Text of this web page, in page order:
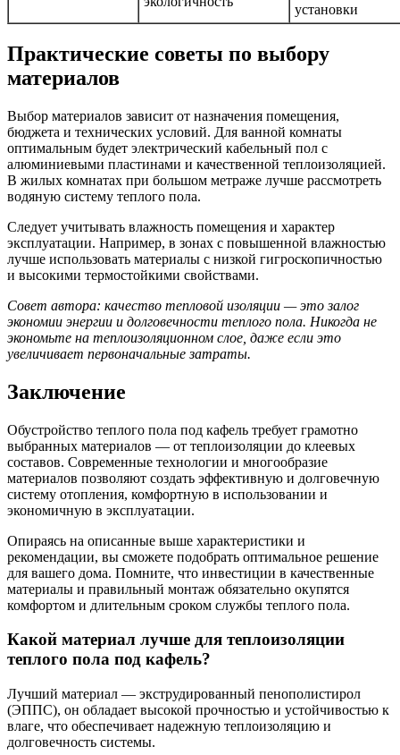
установки
Практические советы по выбору
материалов
Выбор материалов зависит от назначения помещения,
бюджета и технических условий. Для ванной комнаты
оптимальным будет электрический кабельный пол с
алюминиевыми пластинами и качественной теплоизоляцией.
В жилых комнатах при большом метраже лучше рассмотреть
водяную систему теплого пола.
Следует учитывать влажность помещения и характер
эксплуатации. Например, в зонах с повышенной влажностью
лучше использовать материалы с низкой гигроскопичностью
и высокими термостойкими свойствами.
Совет автора: качество тепловой изоляции — это залог
экономии энергии и долговечности теплого пола. Никогда не
экономьте на теплоизоляционном слое, даже если это
увеличивает первоначальные затраты.
Заключение
Обустройство теплого пола под кафель требует грамотно
выбранных материалов — от теплоизоляции до клеевых
составов. Современные технологии и многообразие
материалов позволяют создать эффективную и долговечную
систему отопления, комфортную в использовании и
экономичную в эксплуатации.
Опираясь на описанные выше характеристики и
рекомендации, вы сможете подобрать оптимальное решение
для вашего дома. Помните, что инвестиции в качественные
материалы и правильный монтаж обязательно окупятся
комфортом и длительным сроком службы теплого пола.
Какой материал лучше для теплоизоляции
теплого пола под кафель?
Лучший материал — экструдированный пенополистирол
(ЭППС), он обладает высокой прочностью и устойчивостью к
влаге, что обеспечивает надежную теплоизоляцию и
долговечность системы.